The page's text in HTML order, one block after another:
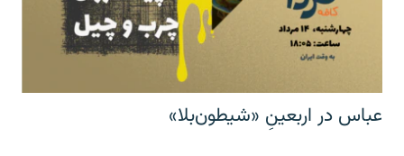
عباس در اربعینِ «شیطون‌بلا»